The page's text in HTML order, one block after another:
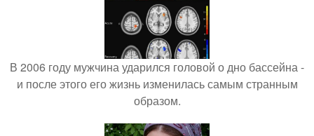
В 2006 году мужчина ударился головой о дно бассейна -
и после этого его жизнь изменилась самым странным
образом.